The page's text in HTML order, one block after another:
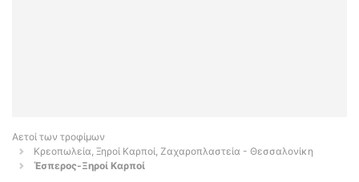
Αετοί των τροφίμων
Κρεοπωλεία, Ξηροί Καρποί, Ζαχαροπλαστεία - Θεσσαλονίκη
Έσπερος-Ξηροί Καρποί